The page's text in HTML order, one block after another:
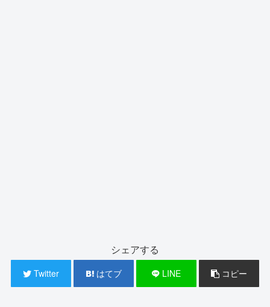
シェアする
Twitter はてブ LINE コピー